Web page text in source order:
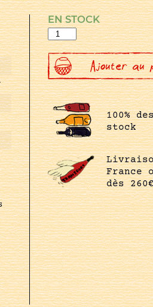
EN STOCK
quantité
de
MILLESIME
EXTRA-
BRUT Ajouter au
100%
stock
France
dès